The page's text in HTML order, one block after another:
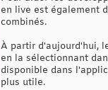
en live est également
combinés.
À partir d'aujourd'hui,
en la sélectionnant
disponible dans
plus utile.